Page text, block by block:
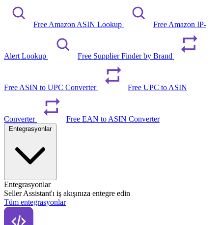
Free Amazon ASIN Lookup Free Amazon IP-
Alert Lookup Free Supplier Finder by Brand
Free ASIN to UPC Converter Free UPC to ASIN
Converter Free EAN to ASIN Converter
Entegrasyonlar
Entegrasyonlar
Seller Assistant'ı iş akışınıza entegre edin
Tüm entegrasyonlar